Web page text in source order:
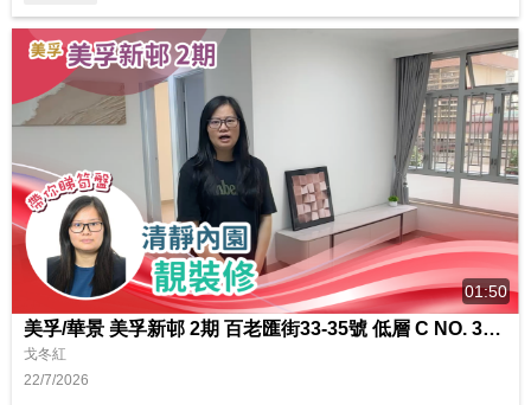
01:50
美孚/華景 美孚新邨 2期 百老匯街33-35號 低層 C NO. 33室
戈冬紅
22/7/2026